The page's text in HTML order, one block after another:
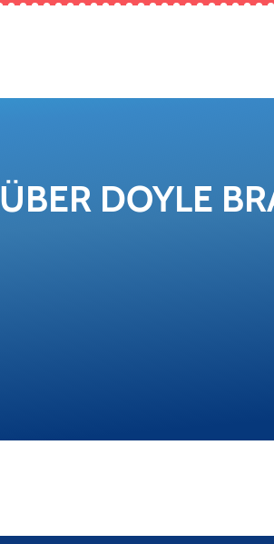
ÜBER DOYLE